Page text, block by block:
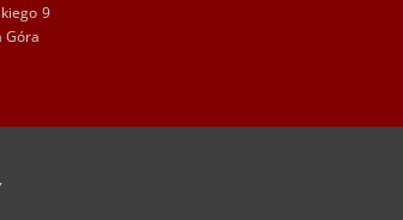
9
Góra